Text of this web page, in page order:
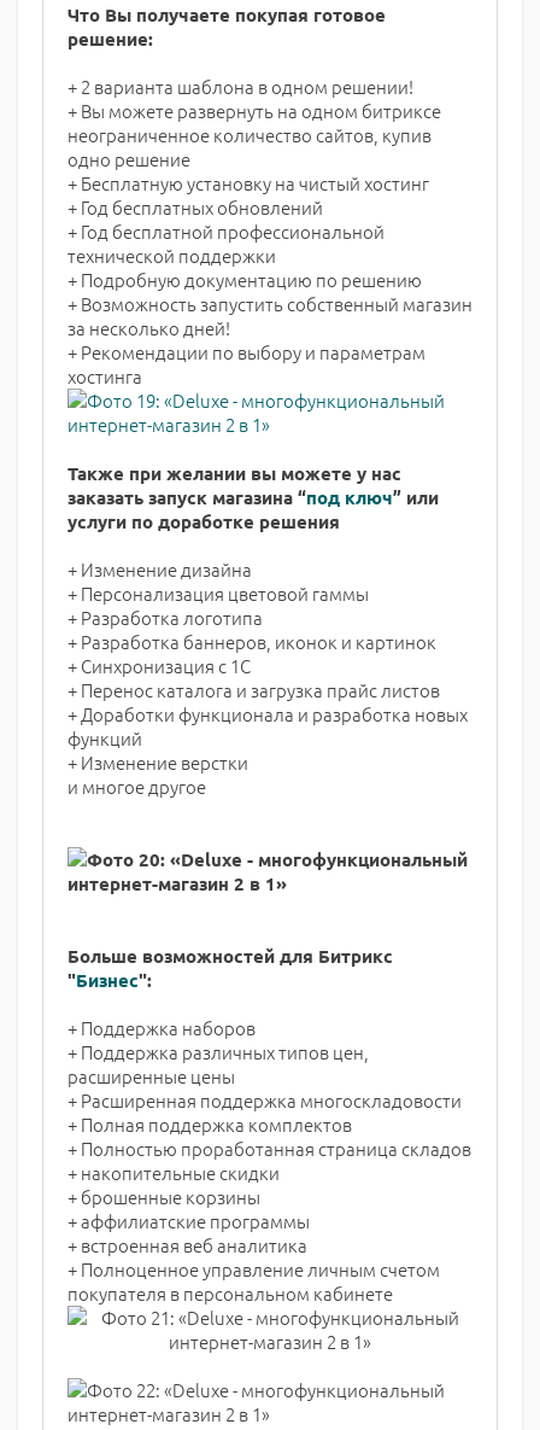
Что Вы получаете покупая готовое
решение:
+ 2 варианта шаблона в одном решении!
+ Вы можете развернуть на одном битриксе
неограниченное количество сайтов, купив
одно решение
+ Бесплатную установку на чистый хостинг
+ Год бесплатных обновлений
+ Год бесплатной профессиональной
технической поддержки
+ Подробную документацию по решению
+ Возможность запустить собственный магазин
за несколько дней!
+ Рекомендации по выбору и параметрам
хостинга
Также при желании вы можете у нас
заказать запуск магазина “под ключ” или
услуги по доработке решения
+ Изменение дизайна
+ Персонализация цветовой гаммы
+ Разработка логотипа
+ Разработка баннеров, иконок и картинок
+ Синхронизация с 1С
+ Перенос каталога и загрузка прайс листов
+ Доработки функционала и разработка новых
функций
+ Изменение верстки
и многое другое
Больше возможностей для Битрикс
"Бизнес":
+ Поддержка наборов
+ Поддержка различных типов цен,
расширенные цены
+ Расширенная поддержка многоскладовости
+ Полная поддержка комплектов
+ Полностью проработанная страница складов
+ накопительные скидки
+ брошенные корзины
+ аффилиатские программы
+ встроенная веб аналитика
+ Полноценное управление личным счетом
покупателя в персональном кабинете